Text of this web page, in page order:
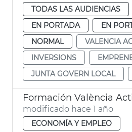
TODAS LAS AUDIENCIAS
EN PORTADA
EN
NORMAL
VALENCIA
INVERSIONS
JUNTA GOVERN LOCAL
Formación València
modificado hace 1 año
ECONOMÍA Y EMPLEO